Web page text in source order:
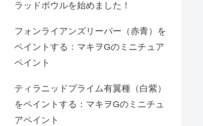
ラッドボウルを始めました！
フォンライアンズリーパー（赤青）を
ペイントする：マキヲGのミニチュア
ペイント
ティラニッドプライム有翼種（白紫）
をペイントする：マキヲGのミニチュ
アペイント